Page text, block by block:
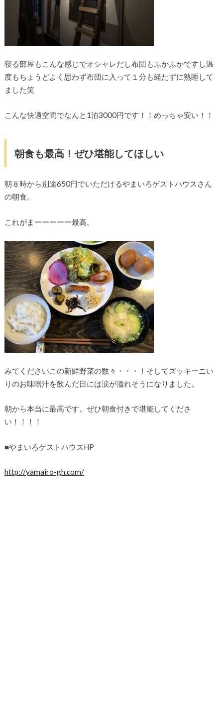
寝る部屋もこんな感じでオシャレだし布団もふかふかですし温
度もちょうどよく思わず布団に入って１分も経たずに熟睡して
ました笑
こんな快適空間でなんと1泊3000円です！！めっちゃ安い！！
朝食も最高！ぜひ堪能してほしい
朝８時から別途650円でいただけるやまいろゲストハウスさん
の朝食。
これがまーーーーー最高。
みてくださいこの新鮮野菜の数々・・・！そしてズッキーニい
りのお味噌汁を飲んだ日には涙が溢れそうになりました。
朝から本当に最高です。ぜひ朝食付きで堪能してくださ
い！！！！
■やまいろゲストハウスHP
http://yamairo-gh.com/